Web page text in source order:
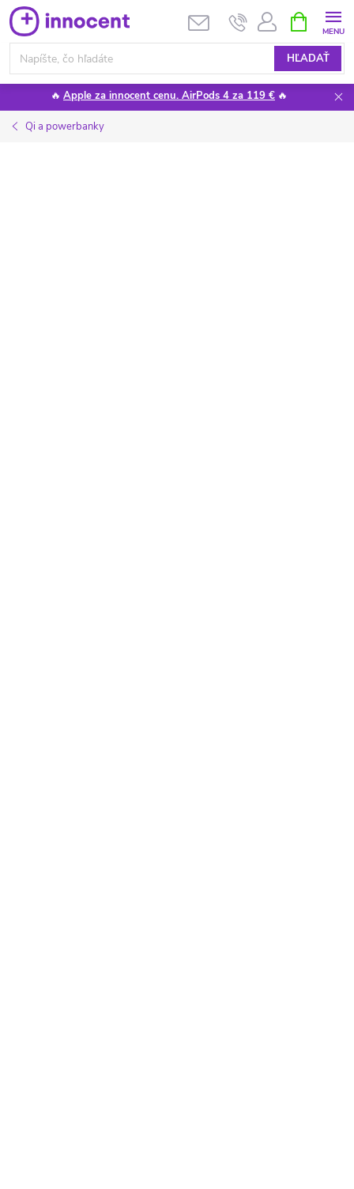
Prejsť
na
obsah
HĽADAŤ
KOŠÍK
🔥 Apple za innocent cenu. AirPods 4 za 119 € 🔥
Qi a powerbanky